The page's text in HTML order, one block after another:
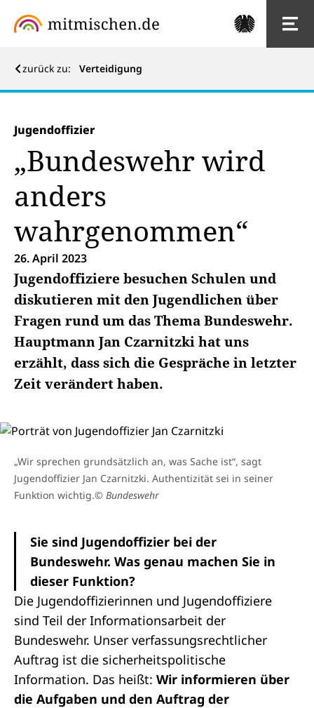
zurück zu: Verteidigung
Jugendoffizier
„Bundeswehr wird
anders
wahrgenommen“
26. April 2023
Jugendoffiziere besuchen Schulen und
diskutieren mit den Jugendlichen über
Fragen rund um das Thema Bundeswehr.
Hauptmann Jan Czarnitzki hat uns
erzählt, dass sich die Gespräche in letzter
Zeit verändert haben.
„Wir sprechen grundsätzlich an, was Sache ist“, sagt
Jugendoffizier Jan Czarnitzki. Authentizität sei in seiner
Funktion wichtig.© Bundeswehr
Sie sind Jugendoffizier bei der
Bundeswehr. Was genau machen Sie in
dieser Funktion?
Die Jugendoffizierinnen und Jugendoffiziere
sind Teil der Informationsarbeit der
Bundeswehr. Unser verfassungsrechtlicher
Auftrag ist die sicherheitspolitische
Information. Das heißt: Wir informieren über
die Aufgaben und den Auftrag der